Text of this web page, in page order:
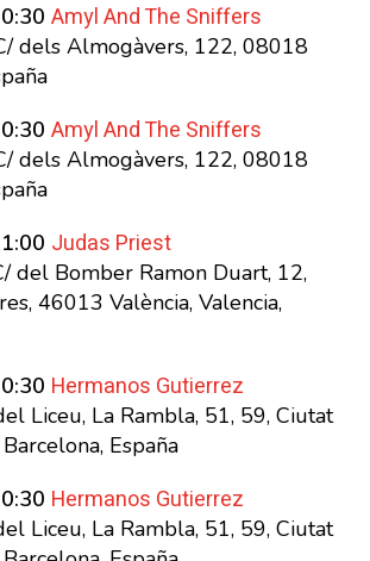
Amyl And The Sniffers
dels Almogàvers, 122, 08018
Amyl And The Sniffers
dels Almogàvers, 122, 08018
Judas Priest
del Bomber Ramon Duart, 12,
46013 València, Valencia,
Hermanos Gutierrez
Liceu, La Rambla, 51, 59, Ciutat
España
Hermanos Gutierrez
Liceu, La Rambla, 51, 59, Ciutat